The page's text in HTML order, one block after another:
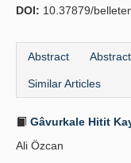
DOI: 10.37879/
Abstract
Similar Articles
Gâvurkale Hitit
Ali Özcan